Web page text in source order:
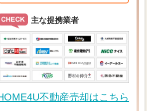
主な提携業者
不動産売却はこちら